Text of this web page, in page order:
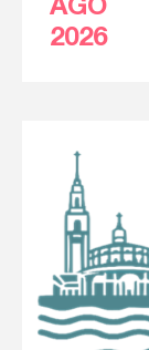
AGO
2026